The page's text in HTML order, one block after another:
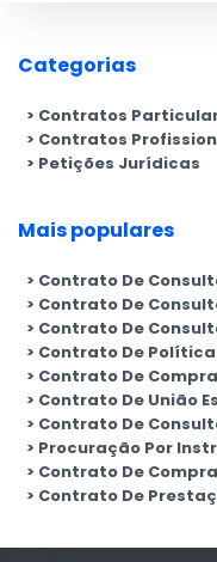
Categorias
Contratos
Contratos
Petições Jurídicas
Mais populares
Contrato De
Contrato De
Contrato De
Contrato De
Contrato De
Contrato De União
Contrato De
Procuração Por
Contrato De
Contrato De